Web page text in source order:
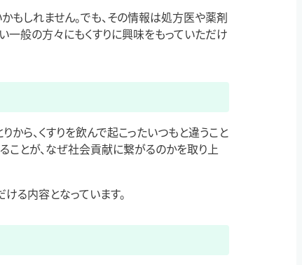
もしれません。でも、その情報は処方医や薬剤
一般の方々にもくすりに興味をもっていただけ
から、くすりを飲んで起こったいつもと違うこと
ことが、なぜ社会貢献に繋がるのかを取り上
る内容となっています。